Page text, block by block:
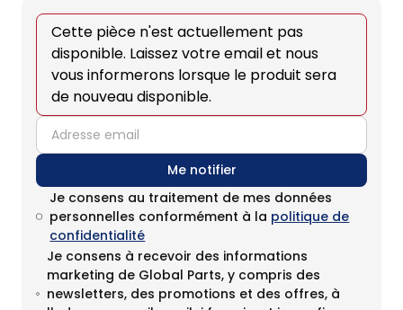
Cette pièce n'est actuellement pas
disponible. Laissez votre email et nous
vous informerons lorsque le produit sera
de nouveau disponible.
email
Me notifier
Je consens au traitement de mes données
personnelles conformément à la politique de
confidentialité
Je consens à recevoir des informations
marketing de Global Parts, y compris des
newsletters, des promotions et des offres, à